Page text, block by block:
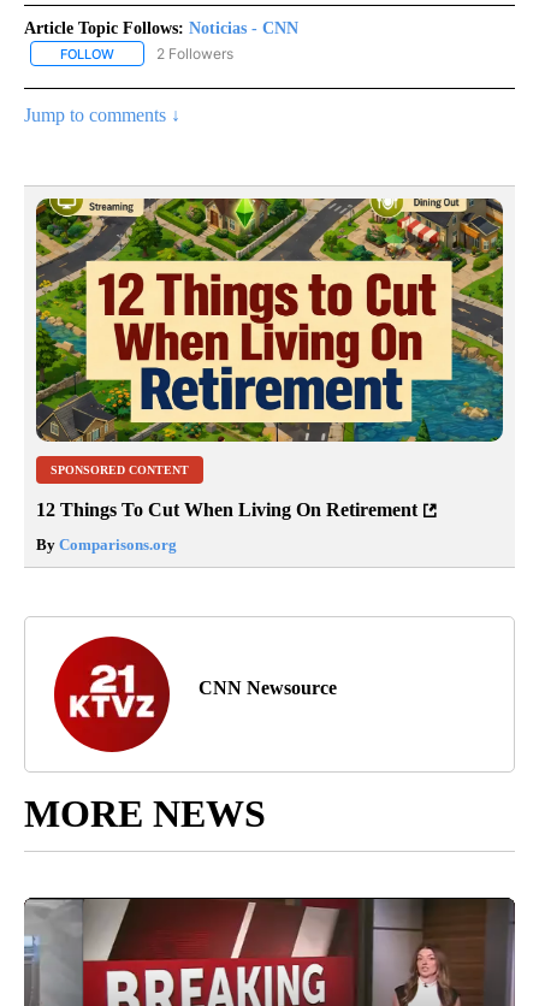
Article Topic Follows: Noticias - CNN
FOLLOW FOLLOW "NOTICIAS - CNN" TO RECEIVE NOTIFICATIONS ABOUT
2 Followers
Jump to comments ↓
SPONSORED CONTENT
12 Things To Cut When Living On Retirement
By Comparisons.org
CNN Newsource
MORE NEWS